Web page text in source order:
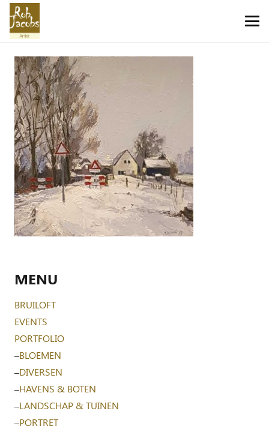
MENU
BRUILOFT
EVENTS
PORTFOLIO
–BLOEMEN
–DIVERSEN
–HAVENS & BOTEN
–LANDSCHAP & TUINEN
–PORTRET